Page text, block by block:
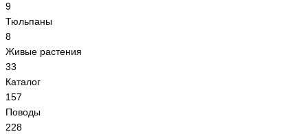
9
Тюльпаны
8
Живые растения
33
Каталог
157
Поводы
228